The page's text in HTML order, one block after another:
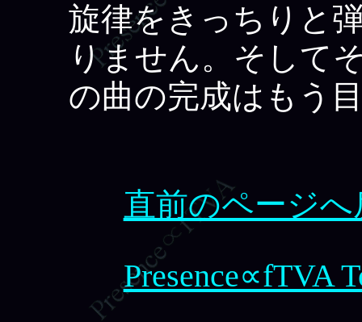
旋律をきっちりと
りません。そして
の曲の完成はもう
直前のページへ
Presence∝fTVA